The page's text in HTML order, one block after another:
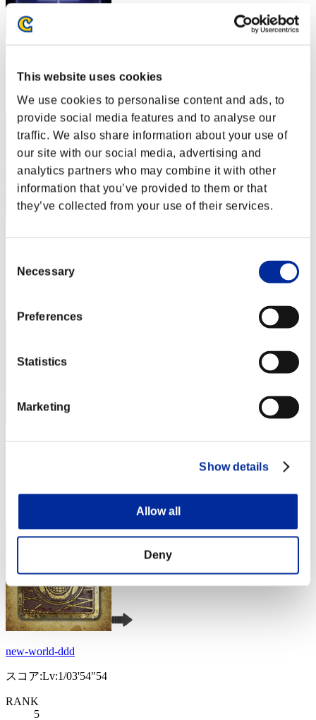
This website uses cookies
We use cookies to personalise content and ads, to
provide social media features and to analyse our
traffic. We also share information about your use of
our site with our social media, advertising and
analytics partners who may combine it with other
information that you’ve provided to them or that
they’ve collected from your use of their services.
Selection
Necessary
Preferences
Statistics
Marketing
Show details
Allow all
Deny
RANK
1
machodelbierzo
Kratos_Gamer1996
RANK
new-world-ddd
スコア:Lv:1/03'54"54
RANK
5